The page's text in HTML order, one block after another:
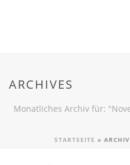
ARCHIVES
Monatliches Archiv für:
STARTSEITE »